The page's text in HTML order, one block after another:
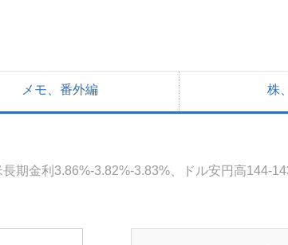
メモ、番外編 株
期金利3.86%-3.82%-3.83%、ドル安円高144-